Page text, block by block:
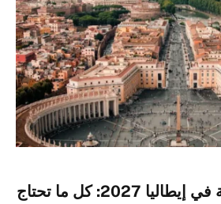
دليل تصريح الإقامة في إيطاليا 2027: كل ما تحتاج